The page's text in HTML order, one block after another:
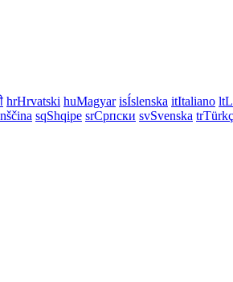
hrHrvatski huMagyar isÍslenska itItaliano lt
sqShqipe srСрпски svSvenska tr